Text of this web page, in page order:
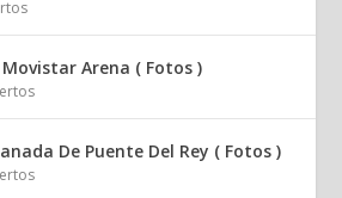
Arena ( Fotos )
De Puente Del Rey ( Fotos )